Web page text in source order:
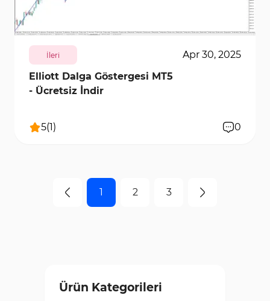
İleri
Apr 30, 2025
Elliott Dalga Göstergesi MT5
- Ücretsiz İndir
5(1 ) 0
1 2 3
Ürün Kategorileri